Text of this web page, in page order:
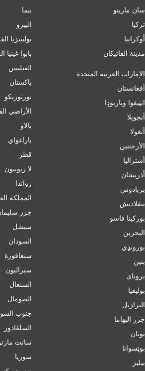
سان مارينو
تركيا
أوكرانيا
مدينة الفاتيكان
الإمارات العربية المتحدة
أفغانستان
انټیغوا وباربوډا
أنجويلا
أنغولا
الأرجنتين
أسترالیا
أذربيجان
بربادوس
بنغلاديش
بورکینا فاسو
البحرين
بورونډي
بنين
برونای
بوليفيا
البرازيل
جزر البهاما
بوتان
بوټسوانا
بيليز
بنما
البيرو
بولينيزيا
بابوا غينيا
الفيليبين
باكستان
بورتوريكو
الأراضي
بالاو
باراغواي
قطر
لا ريونيون
رواندا
المملكة
جزر
سيشل
السودان
سنغافورة
سيراليون
السنغال
الصومال
جنوب
السلفادور
سانت
سوريا